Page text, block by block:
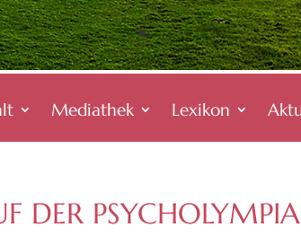
Mediathek Lexikon
DER PSYCHOLYMPIA